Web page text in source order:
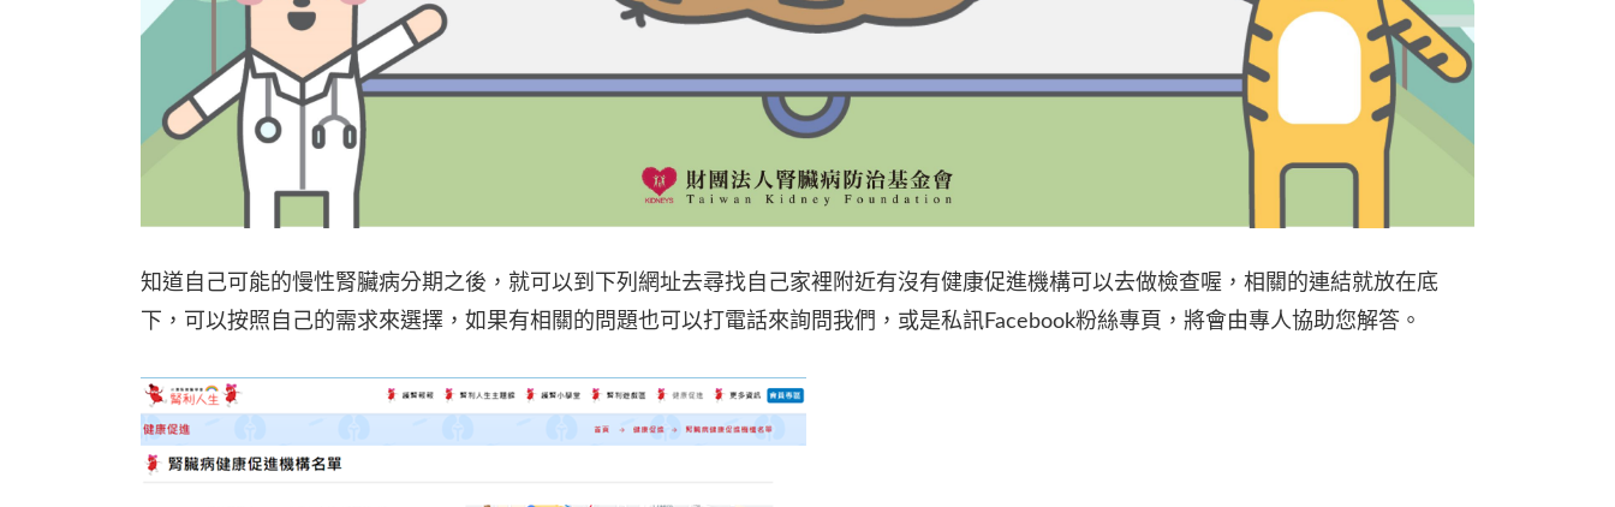
知道自己可能的慢性腎臟病分期之後，就可以到下列網址去尋找自己家裡附近有沒有健康促進機構可以去做檢查喔，相關的連結就放在底
下，可以按照自己的需求來選擇，如果有相關的問題也可以打電話來詢問我們，或是私訊Facebook粉絲專頁，將會由專人協助您解答。